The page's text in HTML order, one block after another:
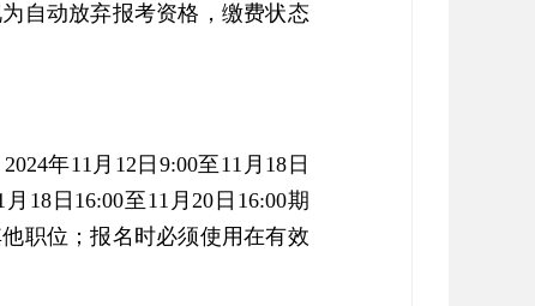
自动放弃报考资格，缴费状态
年11月12日9:00至11月18日
18日16:00至11月20日16:00期
职位；报名时必须使用在有效